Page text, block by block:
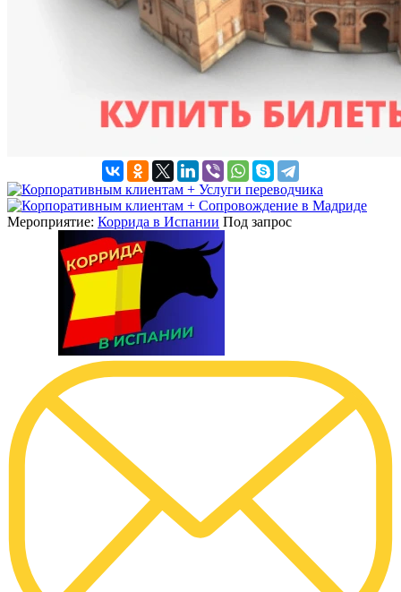
+ Услуги переводчика
+ Сопровождение в Мадриде
Мероприятие: Коррида в Испании Под запрос